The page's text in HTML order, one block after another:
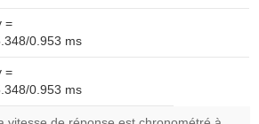
=
0.953 ms
=
0.953 ms